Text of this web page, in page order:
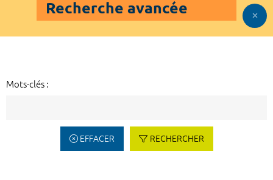
Recherche avancée
Mots-clés :
EFFACER RECHERCHER